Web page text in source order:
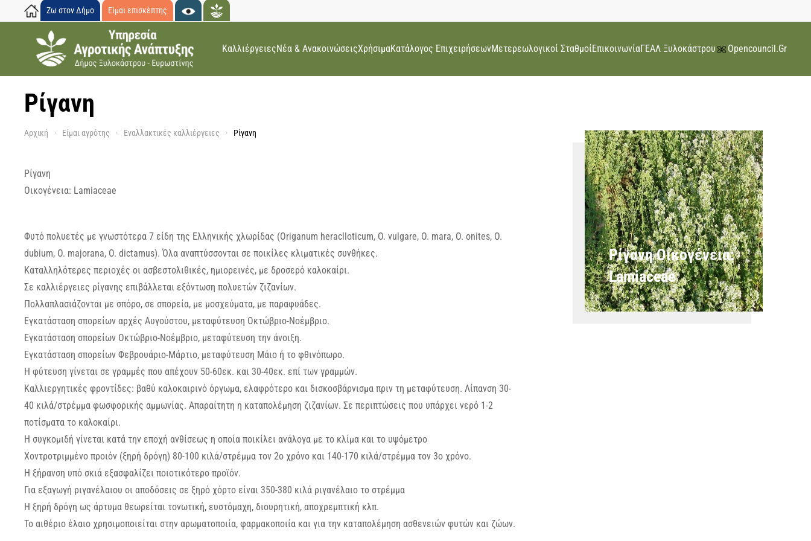
Skip to main content
Ζω στον Δήμο Είμαι επισκέπτης
ΚαλλιέργειεςΝέα & ΑνακοινώσειςΧρήσιμαΚατάλογος ΕπιχειρήσεωνΜετερεωλογικοί ΣταθμοίΕπικοινωνίαΓΕΑΛ Ξυλοκάστρου Opencouncil.gr
Ρίγανη
Αρχική Είμαι αγρότης Εναλλακτικές καλλιέργειες Ρίγανη
Ρίγανη
Οικογένεια: Lamiaceae
Φυτό πολυετές με γνωστότερα 7 είδη της Ελληνικής χλωρίδας (Origanum heraclloticum, O. vulgare, O. mara, O. onites, O.
dubium, O. majorana, O. dictamus). Όλα αναπτύσσονται σε ποικίλες κλιματικές συνθήκες.
Καταλληλότερες περιοχές οι ασβεστολιθικές, ημιορεινές, με δροσερό καλοκαίρι.
Σε καλλιέργειες ρίγανης επιβάλλεται εξόντωση πολυετών ζιζανίων.
Πολλαπλασιάζονται με σπόρο, σε σπορεία, με μοσχεύματα, με παραφυάδες.
Εγκατάσταση σπορείων αρχές Αυγούστου, μεταφύτευση Οκτώβριο-Νοέμβριο.
Εγκατάσταση σπορείων Οκτώβριο-Νοέμβριο, μεταφύτευση την άνοιξη.
Εγκατάσταση σπορείων Φεβρουάριο-Μάρτιο, μεταφύτευση Μάιο ή το φθινόπωρο.
Η φύτευση γίνεται σε γραμμές που απέχουν 50-60εκ. και 30-40εκ. επί των γραμμών.
Καλλιεργητικές φροντίδες: βαθύ καλοκαιρινό όργωμα, ελαφρότερο και δισκοσβάρνισμα πριν τη μεταφύτευση. Λίπανση 30-
40 κιλά/στρέμμα φωσφορικής αμμωνίας. Απαραίτητη η καταπολέμηση ζιζανίων. Σε περιπτώσεις που υπάρχει νερό 1-2
ποτίσματα το καλοκαίρι.
Η συγκομιδή γίνεται κατά την εποχή ανθίσεως η οποία ποικίλει ανάλογα με το κλίμα και το υψόμετρο
Χοντροτριμμένο προιόν (ξηρή δρόγη) 80-100 κιλά/στρέμμα τον 2ο χρόνο και 140-170 κιλά/στρέμμα τον 3ο χρόνο.
Η ξήρανση υπό σκιά εξασφαλίζει ποιοτικότερο προϊόν.
Για εξαγωγή ριγανέλαιου οι αποδόσεις σε ξηρό χόρτο είναι 350-380 κιλά ριγανέλαιο το στρέμμα
Η ξηρή δρόγη ως άρτυμα θεωρείται τονωτική, ευστόμαχη, διουρητική, αποχρεμπτική κλπ.
Το αιθέριο έλαιο χρησιμοποιείται στην αρωματοποιία, φαρμακοποιία και για την καταπολέμηση ασθενειών φυτών και ζώων.
Ρίγανη Οικογένεια:
Lamiaceae